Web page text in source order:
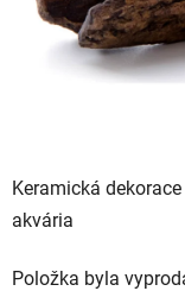
Keramická
akvária
Položka byla